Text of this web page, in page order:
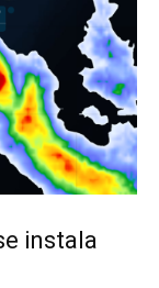
instala